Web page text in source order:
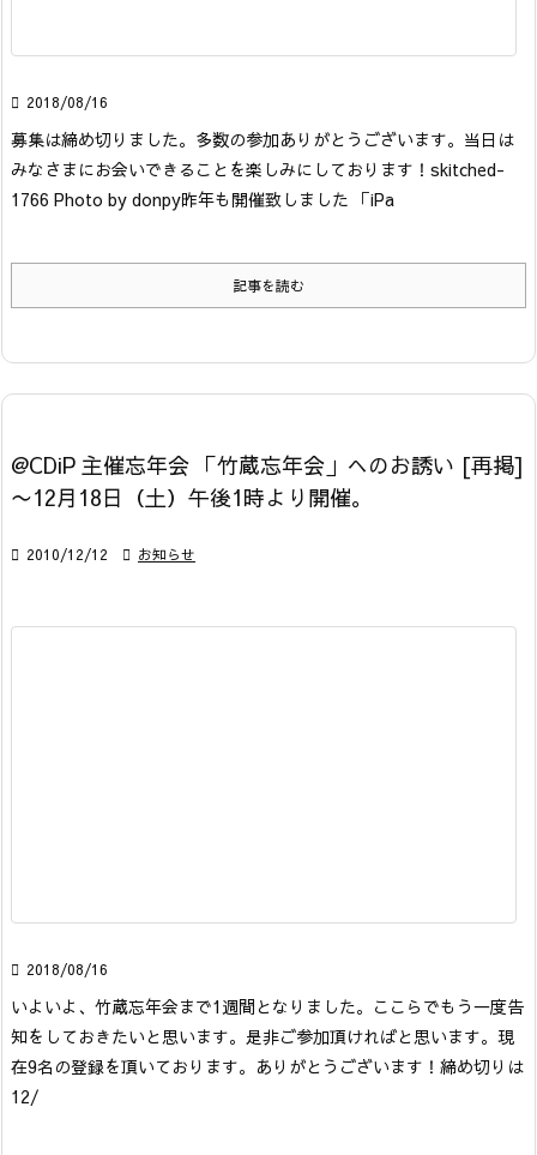
 2018/08/16
募集は締め切りました。多数の参加ありがとうございます。当日は
みなさまにお会いできることを楽しみにしております！ skitched-
1766 Photo by donpy昨年も開催致しました 「iPa
記事を読む
@CDiP 主催忘年会 「竹蔵忘年会」へのお誘い [再掲]
〜12月18日（土）午後1時より開催。
 2010/12/12  お知らせ
 2018/08/16
いよいよ、竹蔵忘年会まで1週間となりました。 ここらでもう一度告
知をしておきたいと思います。是非ご参加頂ければと思います。 現
在9名の登録を頂いております。ありがとうございます！ 締め切りは
12/